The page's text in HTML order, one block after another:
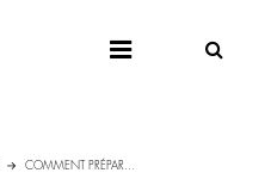
COMMENT PRÉPAR...